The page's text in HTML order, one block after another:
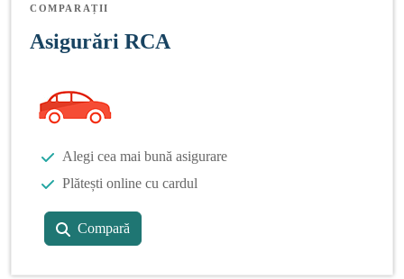
COMPARAȚII
Asigurări RCA
Alegi cea mai bună asigurare
Plătești online cu cardul
Compară